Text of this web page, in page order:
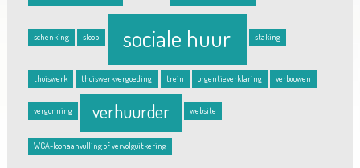
schenking sloop sociale huur staking
thuiswerk thuiswerkvergoeding trein urgentieverklaring verbouwen
vergunning verhuurder website
WGA-loonaanvulling of vervolguitkering